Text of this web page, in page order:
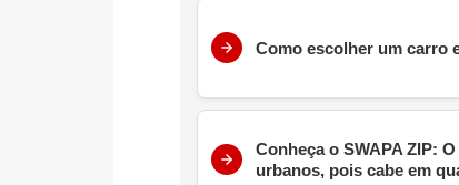
Como escolher um carro
Conheça o SWAPA ZIP:
urbanos, pois cabe em